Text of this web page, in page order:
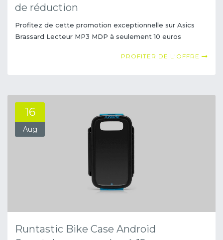
de réduction
Profitez de cette promotion exceptionnelle sur Asics
Brassard Lecteur MP3 MDP à seulement 10 euros
PROFITER DE L'OFFRE
16
Aug
Runtastic Bike Case Android